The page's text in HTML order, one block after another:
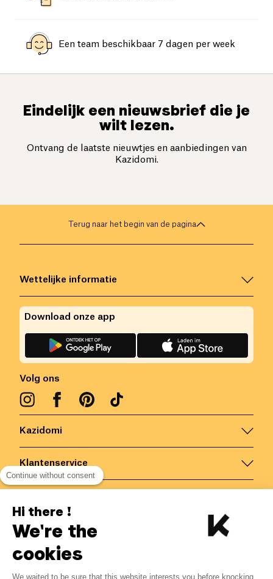
Een team beschikbaar 7 dagen per week
Eindelijk een nieuwsbrief die je
wilt lezen.
Ontvang de laatste nieuwtjes en aanbiedingen van
Kazidomi.
Terug naar het begin van de pagina
Kazidomi
Klantenservice
Wettelijke informatie
Volg ons
Download onze app
België/ NL
Continue without consent
Hi there !
We're the
cookies
We waited to be sure that this website interests you before knocking,